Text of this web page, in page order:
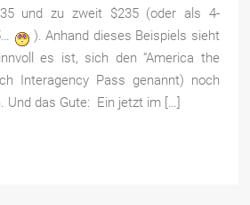
und zu zweit $235 (oder als 4-
). Anhand dieses Beispiels sieht
es ist, sich den “America the
Interagency Pass genannt) noch
Und das Gute: Ein jetzt im […]